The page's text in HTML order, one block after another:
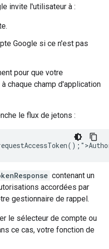
invite l'utilisateur à :
Google si ce n'est pas
pour que votre
chaque champ d'application
le flux de jetons :
contenant un
accordées par
gestionnaire de rappel.
le sélecteur de compte ou
ce cas, votre fonction de